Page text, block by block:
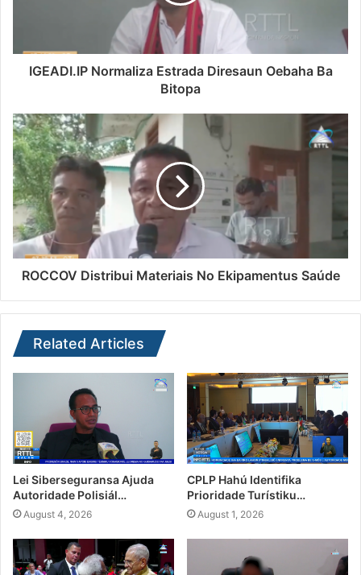
IGEADI.IP Normaliza Estrada Diresaun Oebaha Ba
Bitopa
ROCCOV Distribui Materiais No Ekipamentus Saúde
Related Articles
Lei Siberseguransa Ajuda
Autoridade Polisiál…
August 4, 2026
CPLP Hahú Identifika
Prioridade Turístiku…
August 1, 2026